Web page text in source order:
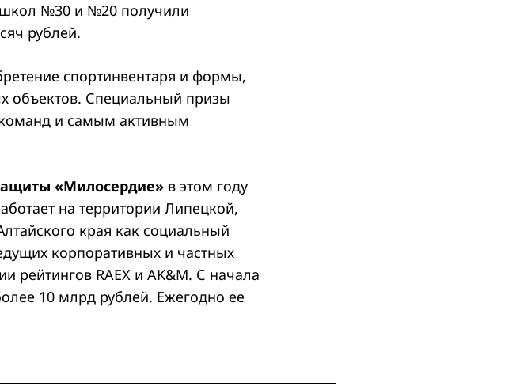
школ №30 и №20 получили
рублей.
спортинвентаря и формы,
объектов. Специальный призы
и самым активным
«Милосердие»в этом году
на территории Липецкой,
края как социальный
корпоративных и частных
рейтингов RAEX и AK&M. С начала
10 млрд рублей. Ежегодно ее